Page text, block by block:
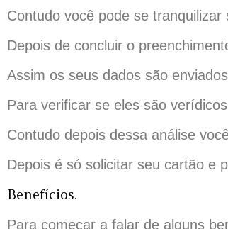
Contudo você pode se
Depois de concluir o
Assim os seus dados são
Para verificar se eles são
Contudo depois dessa análise
Depois é só solicitar seu cartão e
Benefícios.
Para começar a falar de alguns